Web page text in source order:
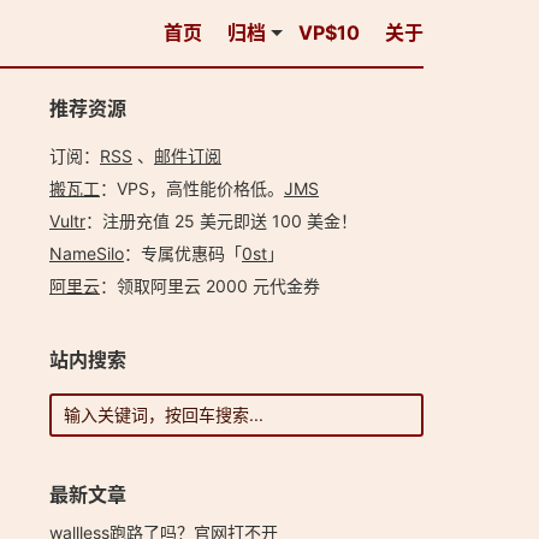
首页 归档 VP$10 关于
推荐资源
订阅： RSS 、 邮件订阅
搬瓦工：VPS，高性能价格低。️ JMS
Vultr：注册充值 25 美元即送 100 美金！
NameSilo：专属优惠码「0st」
阿里云：领取阿里云 2000 元代金券
站内搜索
最新文章
wallless跑路了吗？官网打不开